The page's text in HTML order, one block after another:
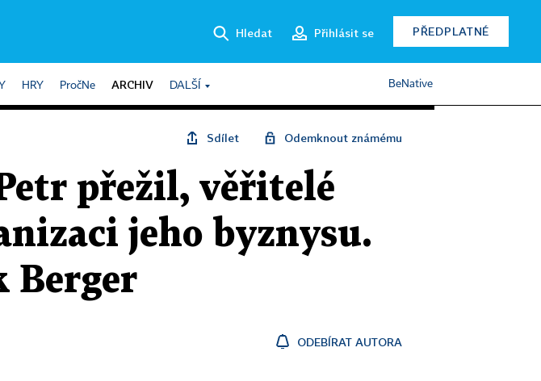
Hledat Přihlásit se PŘEDPLATNÉ
HRY PročNe ARCHIV DALŠÍ BeNative
Sdílet Odemknout známému
přežil, věřitelé
jeho byznysu.
Berger
ODEBÍRAT AUTORA